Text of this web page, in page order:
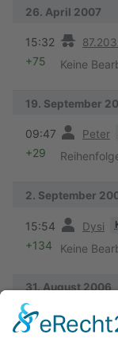
26. April 2007
15:32
+75 Keine
19. September
09:47 Peter
+29
2. September
15:54 Dysi
+134 Keine
31. August 2006
Vorherige
22:37 Dysi
+70